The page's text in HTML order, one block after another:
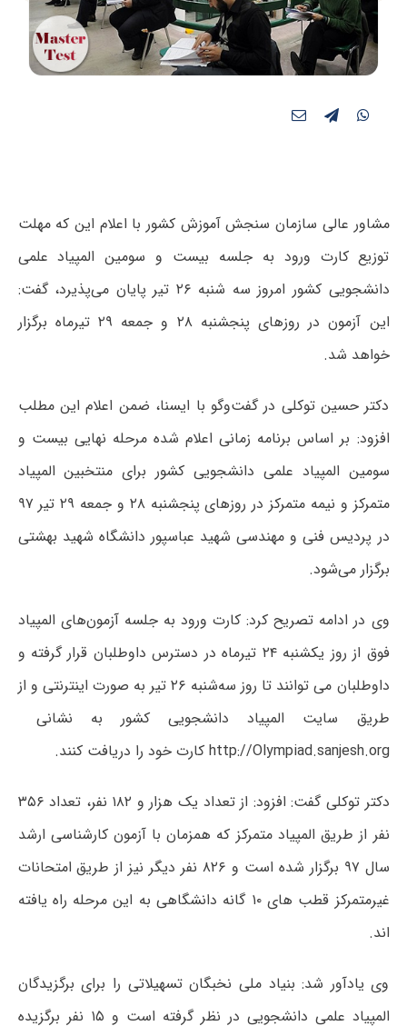
مشاور عالی سازمان سنجش آموزش کشور با اعلام این که مهلت
توزیع کارت ورود به جلسه بیست و سومین المپیاد علمی
دانشجویی کشور امروز سه شنبه ۲۶ تیر پایان می‌پذیرد، گفت:
این آزمون در روزهای پنجشنبه ۲۸ و جمعه ۲۹ تیرماه برگزار
خواهد شد.
دکتر حسین توکلی در گفت‌وگو با ایسنا، ضمن اعلام این مطلب
افزود: بر اساس برنامه زمانی اعلام شده مرحله نهایی بیست و
سومین المپیاد علمی دانشجویی کشور برای منتخبین المپیاد
متمرکز و نیمه متمرکز در روزهای پنجشنبه ۲۸ و جمعه ۲۹ تیر ۹۷
در پردیس فنی و مهندسی شهید عباسپور دانشگاه شهید بهشتی
برگزار می‌شود.
وی در ادامه تصریح کرد: کارت ورود به جلسه آزمون­‌های المپیاد
فوق از روز یکشنبه ۲۴ تیرماه در دسترس داوطلبان قرار گرفته و
داوطلبان می توانند تا روز سه‌شنبه ۲۶ تیر به صورت اینترنتی و از
طریق سایت المپیاد دانشجویی کشور به نشانی
http://Olympiad.sanjesh.org کارت خود را دریافت کنند.
دکتر توکلی گفت: افزود: از تعداد یک هزار و ۱۸۲ نفر، تعداد ۳۵۶
نفر از طریق المپیاد متمرکز که همزمان با آزمون کارشناسی ارشد
سال ۹۷ برگزار شده است و ۸۲۶ نفر دیگر نیز از طریق امتحانات
غیرمتمرکز قطب های ۱۰ گانه دانشگاهی به این مرحله راه یافته
اند.
وی یادآور شد: بنیاد ملی نخبگان تسهیلاتی را برای برگزیدگان
المپیاد علمی دانشجویی در نظر گرفته است و ۱۵ نفر برگزیده